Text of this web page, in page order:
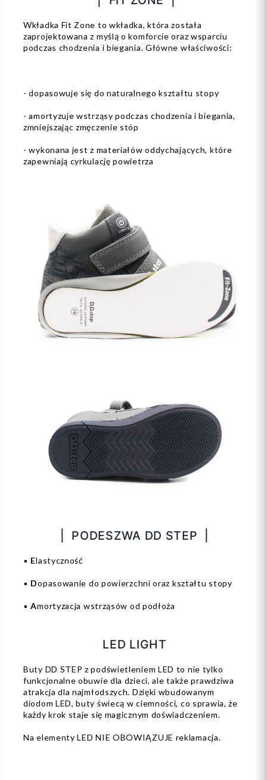
Wkładka Fit Zone to wkładka, która została
zaprojektowana z myślą o komforcie oraz wsparciu
podczas chodzenia i biegania. Główne właściwości:
- dopasowuje się do naturalnego kształtu stopy
- amortyzuje wstrząsy podczas chodzenia i biegania,
zmniejszając zmęczenie stóp
- wykonana jest z materiałów oddychających, które
zapewniają cyrkulację powietrza
| PODESZWA DD STEP |
▪️ Elastyczność
▪️ Dopasowanie do powierzchni oraz kształtu stopy
▪️ Amortyzacja wstrząsów od podłoża
LED LIGHT
Buty DD STEP z podświetleniem LED to nie tylko
funkcjonalne obuwie dla dzieci, ale także prawdziwa
atrakcja dla najmłodszych. Dzięki wbudowanym
diodom LED, buty świecą w ciemności, co sprawia, że
każdy krok staje się magicznym doświadczeniem.
Na elementy LED NIE OBOWIĄZUJE reklamacja.